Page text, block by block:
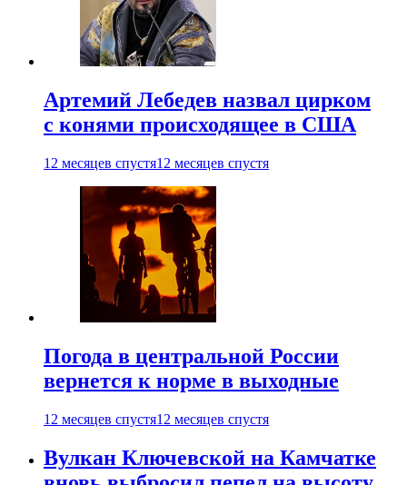
Артемий Лебедев назвал цирком
с конями происходящее в США
12 месяцев спустя12 месяцев спустя
Погода в центральной России
вернется к норме в выходные
12 месяцев спустя12 месяцев спустя
Вулкан Ключевской на Камчатке